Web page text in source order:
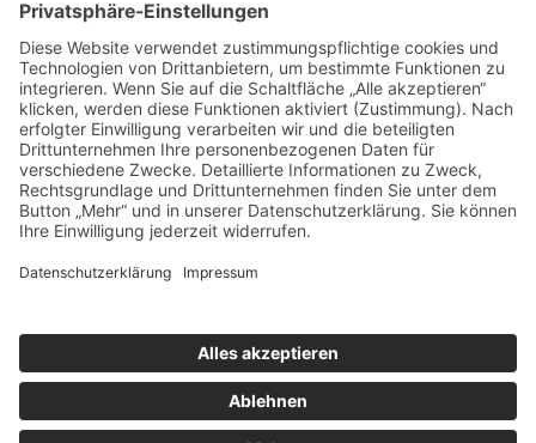
08:00 Uhr - 13:00 Uhr
Mo.,Di., Do., Fr.:
15:00 Uhr - 18:30 Uhr
Mittwoch nachmittags geschlossen
Folgen Sie uns auf:
INSTAGRAM
FACEBOOK
© 2026 - Metzgerei Pfunder